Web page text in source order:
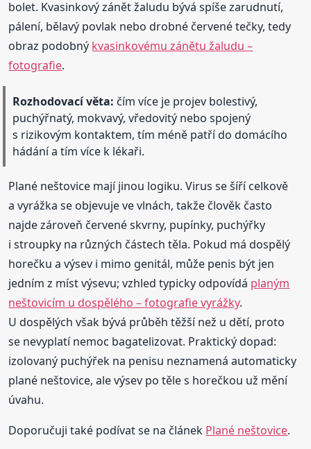
bolet. Kvasinkový zánět žaludu bývá spíše zarudnutí,
pálení, bělavý povlak nebo drobné červené tečky, tedy
obraz podobný kvasinkovému zánětu žaludu –
fotografie.
Rozhodovací věta: čím více je projev bolestivý,
puchýřnatý, mokvavý, vředovitý nebo spojený
s rizikovým kontaktem, tím méně patří do domácího
hádání a tím více k lékaři.
Plané neštovice mají jinou logiku. Virus se šíří celkově
a vyrážka se objevuje ve vlnách, takže člověk často
najde zároveň červené skvrny, pupínky, puchýřky
i stroupky na různých částech těla. Pokud má dospělý
horečku a výsev i mimo genitál, může penis být jen
jedním z míst výsevu; vzhled typicky odpovídá planým
neštovicím u dospělého – fotografie vyrážky.
U dospělých však bývá průběh těžší než u dětí, proto
se nevyplatí nemoc bagatelizovat. Praktický dopad:
izolovaný puchýřek na penisu neznamená automaticky
plané neštovice, ale výsev po těle s horečkou už mění
úvahu.
Doporučuji také podívat se na článek Plané neštovice.